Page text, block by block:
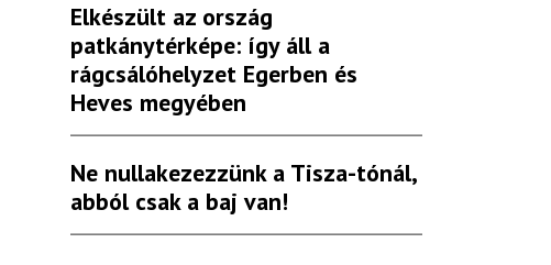
Elkészült az ország
patkánytérképe: így áll a
rágcsálóhelyzet Egerben és
Heves megyében
Ne nullakezezzünk a Tisza-tónál,
abból csak a baj van!